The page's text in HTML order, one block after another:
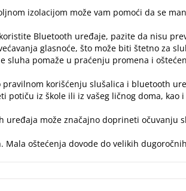
izolacijom može vam pomoći da se
Bluetooth uređaje, pazite da nisu
glasnoće, što može biti štetno za
sluha pomaže u praćenju promena i
pravilnom korišćenju slušalica i bluetooth
potiču iz škole ili iz vašeg ličnog doma, kao
uređaja može značajno doprineti
Mala oštećenja dovode do velikih